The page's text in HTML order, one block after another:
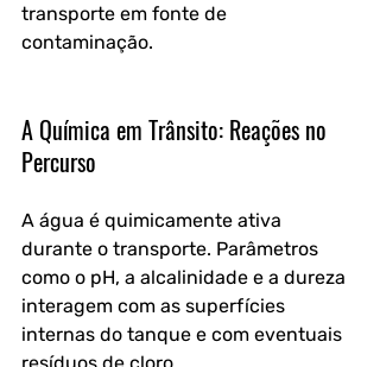
transporte em fonte de
contaminação.
A Química em Trânsito: Reações no
Percurso
A água é quimicamente ativa
durante o transporte. Parâmetros
como o pH, a alcalinidade e a dureza
interagem com as superfícies
internas do tanque e com eventuais
resíduos de cloro.